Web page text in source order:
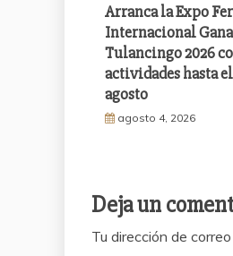
Arranca la Expo
Internacional
Tulancingo 2026
actividades hasta el
agosto
agosto 4, 2026
Deja un
Tu dirección de